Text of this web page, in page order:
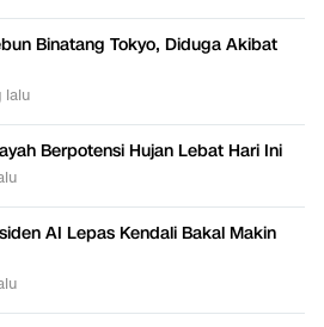
Binatang Tokyo, Diduga Akibat
lalu
Berpotensi Hujan Lebat Hari Ini
AI Lepas Kendali Bakal Makin